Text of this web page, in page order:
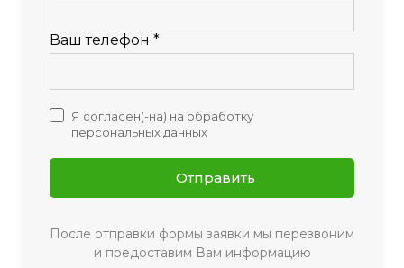
Ваш телефон *
Отправить
Я согласен(-на) на обработку
персональных данных
После отправки формы заявки мы перезвоним
и предоставим Вам информацию